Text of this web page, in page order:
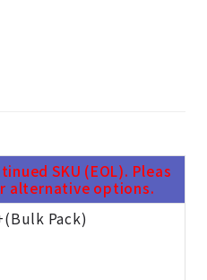
SKU (EOL). Pleas
alternative options.
Pack)